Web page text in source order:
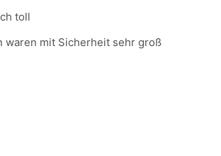
toll
waren mit Sicherheit sehr groß